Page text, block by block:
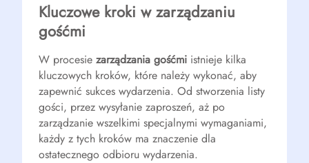
Kluczowe kroki w zarządzaniu
gośćmi
W procesie zarządzania gośćmi istnieje kilka
kluczowych kroków, które należy wykonać, aby
zapewnić sukces wydarzenia. Od stworzenia listy
gości, przez wysyłanie zaproszeń, aż po
zarządzanie wszelkimi specjalnymi wymaganiami,
każdy z tych kroków ma znaczenie dla
ostatecznego odbioru wydarzenia.